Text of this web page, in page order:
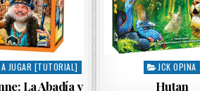
A JUGAR [TUTORIAL]
La Abadía y
P
JCK OPINA
Hutan